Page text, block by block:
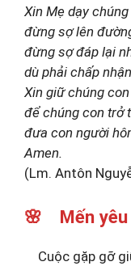
Xin Mẹ dạy
đừng sợ lên
đừng sợ đáp lại
dù phải chấp
Xin giữ chúng
để chúng con trở
đưa con người
Amen.
(Lm. Antôn
🌸 Mến yêu
Cuộc gặp gỡ